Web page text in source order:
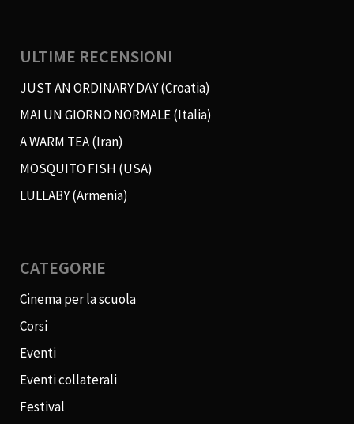
ULTIME RECENSIONI
JUST AN ORDINARY DAY (Croatia)
MAI UN GIORNO NORMALE (Italia)
A WARM TEA (Iran)
MOSQUITO FISH (USA)
LULLABY (Armenia)
CATEGORIE
Cinema per la scuola
Corsi
Eventi
Eventi collaterali
Festival